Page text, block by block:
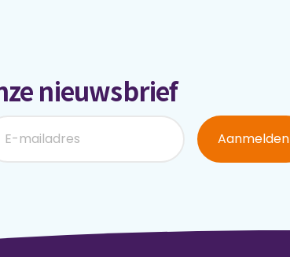
nieuwsbrief
Aanmelden